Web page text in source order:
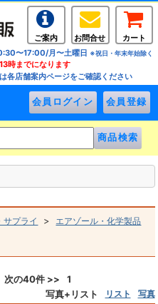
ご案内 お問合せ
カート
〜17:00/月〜土曜日 ※祝日・年末年始除く
時までになります
各店舗案内ページをご確認ください
サプライ > エアゾール・化学製品
次の40件 >>
1
写真+リスト
リスト 写真